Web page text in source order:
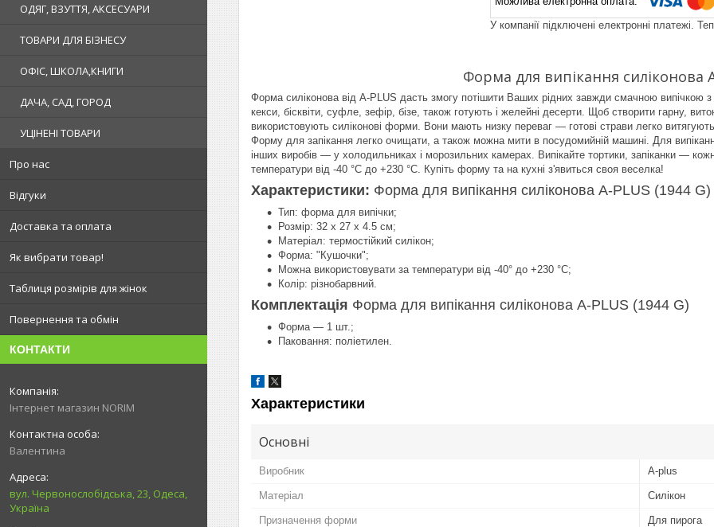
ОДЯГ, ВЗУТТЯ, АКСЕСУАРИ
ТОВАРИ ДЛЯ БІЗНЕСУ
ОФІС, ШКОЛА,КНИГИ
ДАЧА, САД, ГОРОД
УЦІНЕНІ ТОВАРИ
Про нас
Відгуки
Доставка та оплата
Як вибрати товар!
Таблиця розмірів для жінок
Повернення та обмін
КОНТАКТИ
Інтернет магазин NORIM
Валентина
вул. Червонослобідська, 23, Одеса,
Україна
У компанії підключені електронні платежі.
Форма для випікання силіконова
Форма силіконова від A-PLUS дасть змогу потішити Ваших рідних завжди смачною випічкою
кекси, бісквіти, суфле, зефір, бізе, також готують і желейні десерти. Щоб створити гарну,
використовують силіконові форми. Вони мають низку переваг — готові страви легко
Форму для запікання легко очищати, а також можна мити в посудомийній машині. Для
інших виробів — у холодильниках і морозильних камерах. Випікайте тортики, запіканки —
температури від -40 °C до +230 °C. Купіть форму та на кухні з'явиться своя веселка!
Характеристики: Форма для випікання силіконова A-PLUS (1944 G)
Тип: форма для випічки;
Розмір: 32 х 27 х 4.5 см;
Матеріал: термостійкий силікон;
Форма: "Кушочки";
Можна використовувати за температури від -40° до +230 °C;
Колір: різнобарвний.
Комплектація Форма для випікання силіконова A-PLUS (1944 G)
Форма — 1 шт.;
Паковання: поліетилен.
Характеристики
Основні
Виробник A-plus
Матеріал Силікон
Призначення форми Для пирога